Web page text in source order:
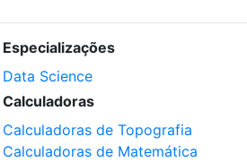
Especializações
Data Science
Calculadoras
Calculadoras de Topografia
Calculadoras de Matemática